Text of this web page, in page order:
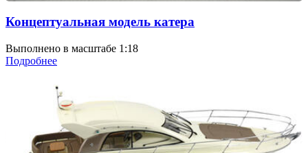
Концептуальная модель катера
Выполнено в масштабе 1:18
Подробнее